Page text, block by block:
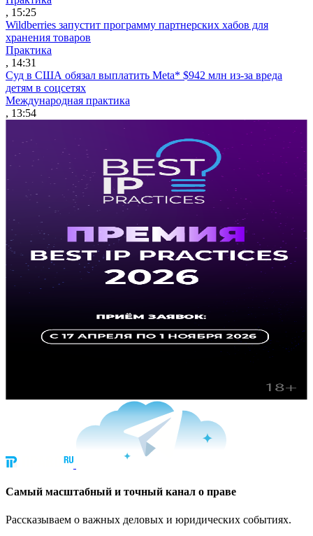
, 15:25
Wildberries запустит программу партнерских хабов для
хранения товаров
Практика
, 14:31
Суд в США обязал выплатить Meta* $942 млн из-за вреда
детям в соцсетях
Международная практика
, 13:54
Cамый масштабный и точный канал о праве
Рассказываем о важных деловых и юридических событиях.